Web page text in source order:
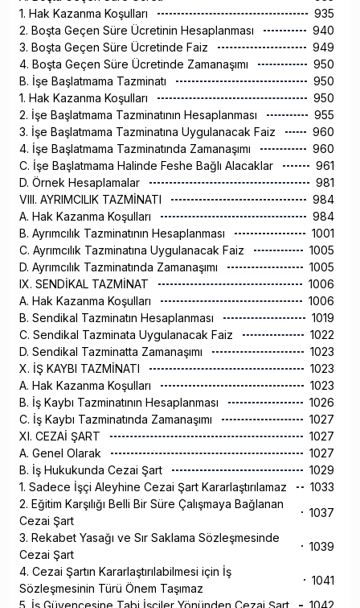
1. Hak Kazanma Koşulları
935
2. Boşta Geçen Süre Ücretinin Hesaplanması
940
3. Boşta Geçen Süre Ücretinde Faiz
949
4. Boşta Geçen Süre Ücretinde Zamanaşımı
950
B. İşe Başlatmama Tazminatı
950
1. Hak Kazanma Koşulları
950
2. İşe Başlatmama Tazminatının Hesaplanması
955
3. İşe Başlatmama Tazminatına Uygulanacak Faiz
960
4. İşe Başlatmama Tazminatında Zamanaşımı
960
C. İşe Başlatmama Halinde Feshe Bağlı Alacaklar
961
D. Örnek Hesaplamalar
981
VIII. AYRIMCILIK TAZMİNATI
984
A. Hak Kazanma Koşulları
984
B. Ayrımcılık Tazminatının Hesaplanması
1001
C. Ayrımcılık Tazminatına Uygulanacak Faiz
1005
D. Ayrımcılık Tazminatında Zamanaşımı
1005
IX. SENDİKAL TAZMİNAT
1006
A. Hak Kazanma Koşulları
1006
B. Sendikal Tazminatın Hesaplanması
1019
C. Sendikal Tazminata Uygulanacak Faiz
1022
D. Sendikal Tazminatta Zamanaşımı
1023
X. İŞ KAYBI TAZMİNATI
1023
A. Hak Kazanma Koşulları
1023
B. İş Kaybı Tazminatının Hesaplanması
1026
C. İş Kaybı Tazminatında Zamanaşımı
1027
XI. CEZAİ ŞART
1027
A. Genel Olarak
1027
B. İş Hukukunda Cezai Şart
1029
1. Sadece İşçi Aleyhine Cezai Şart Kararlaştırılamaz
1033
2. Eğitim Karşılığı Belli Bir Süre Çalışmaya Bağlanan
Cezai Şart
1037
3. Rekabet Yasağı ve Sır Saklama Sözleşmesinde
Cezai Şart
1039
4. Cezai Şartın Kararlaştırılabilmesi için İş
Sözleşmesinin Türü Önem Taşımaz
1041